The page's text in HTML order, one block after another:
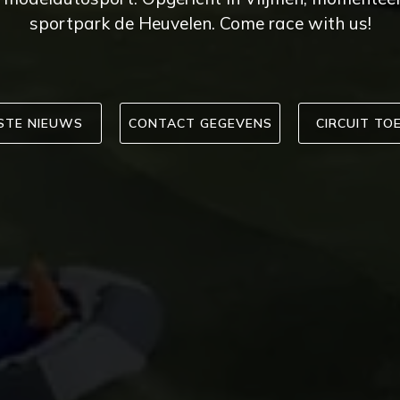
sportpark de Heuvelen. Come race with us!
NIEUWS CONTACT GEGEVENS CIRCUIT